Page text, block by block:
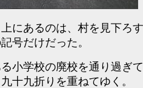
にあるのは、村を見下ろ
号だけだった。
小学校の廃校を通り過ぎ
十九折りを重ねてゆく。